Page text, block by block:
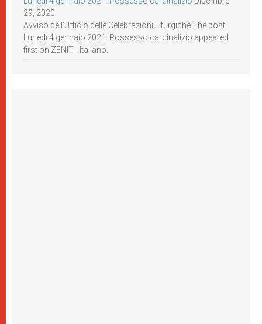
29, 2020
Avviso dell’Ufficio delle Celebrazioni Liturgiche The post
Lunedì 4 gennaio 2021: Possesso cardinalizio appeared
first on ZENIT - Italiano.